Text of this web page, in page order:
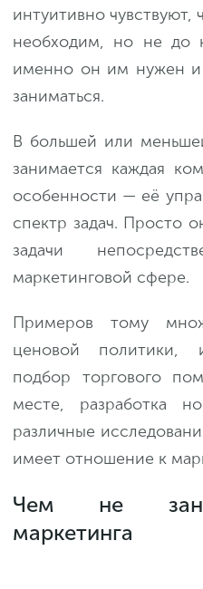
интуитивно чувствуют,
необходим, но не до
именно он им нужен
заниматься.
В большей или
занимается каждая
особенности — её
спектр задач. Просто
задачи
маркетинговой сфере.
Примеров тому
ценовой политики,
подбор торгового
месте, разработка
различные
имеет отношение к
Чем не
маркетинга